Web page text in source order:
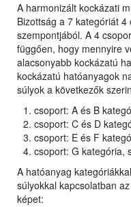
A harmonizált kockázati
Bizottság a 7 kategóriát
szempontjából. A 4
függően, hogy mennyire
alacsonyabb kockázatú
kockázatú hatóanyagok
súlyok a következők
csoport: A és B
csoport: C és D
csoport: E és F
csoport: G kategória,
A hatóanyag
súlyokkal kapcsolatban
képet: